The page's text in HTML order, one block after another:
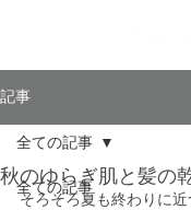
記事
全ての記事
全ての記事
秋のゆらぎ肌と髪の
そろそろ夏も終わりに